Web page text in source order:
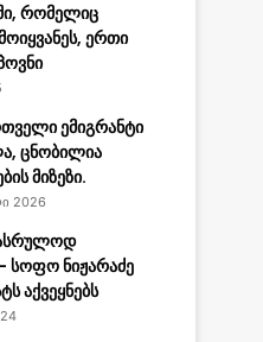
რომელიც
ერთი
ემიგრანტი
ცნობილია
მიზეზი.
2026
სოფო ნიჟარაძე
აქვეყნებს